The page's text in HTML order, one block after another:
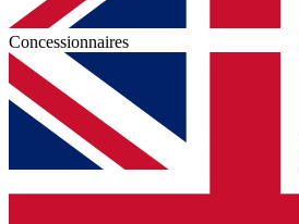
Concessionnaires